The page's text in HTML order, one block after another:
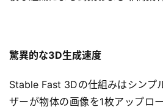
驚異的な3D生成速度
Stable Fast 3Dの仕組みはシンプ
ザーが物体の画像を1枚アップロ